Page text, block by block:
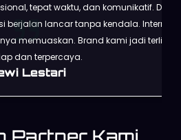
tepat waktu, dan komunikatif. Dari
berjalan lancar tanpa kendala. Internet
memuaskan. Brand kami jadi terlihat
dan terpercaya.
Lestari
Partner Kami